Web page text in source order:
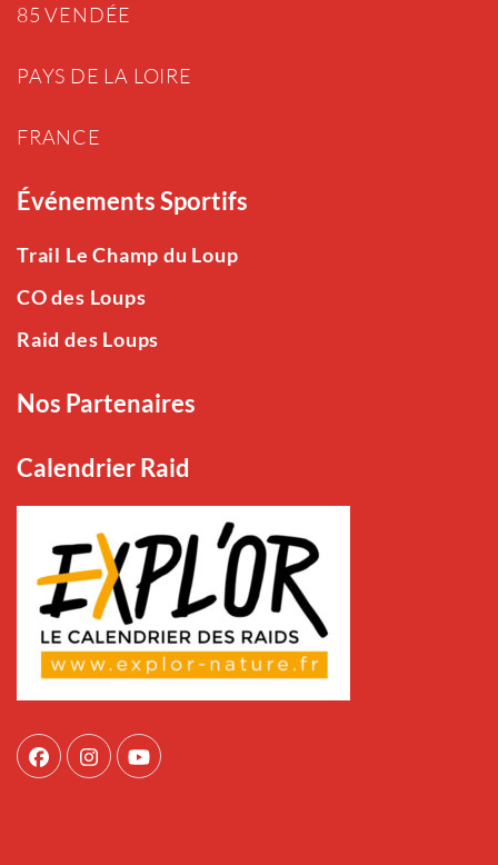
85 VENDÉE
PAYS DE LA LOIRE
FRANCE
Événements Sportifs
Trail Le Champ du Loup
CO des Loups
Raid des Loups
Nos Partenaires
Calendrier Raid